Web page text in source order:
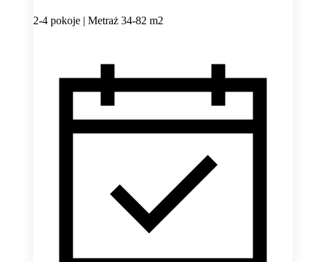
2-4 pokoje | Metraż 34-82 m2